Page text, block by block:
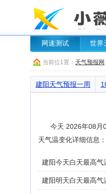
网速测试 世界
当前位1置： 天气预报网
建阳天气预报一周
今天 2026年08月
天气温变化详细信息
建阳今天白天最高气
建阳明天白天最高气